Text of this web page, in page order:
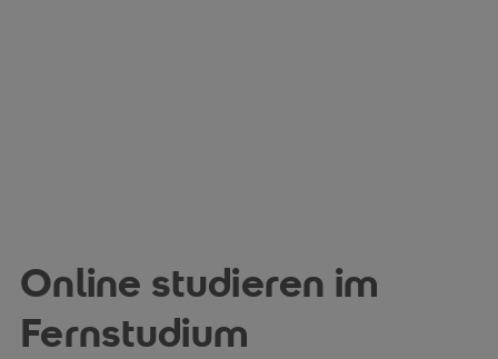
Online studieren im
Fernstudium